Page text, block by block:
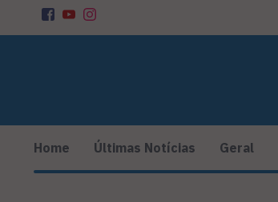
Home Últimas Notícias Geral